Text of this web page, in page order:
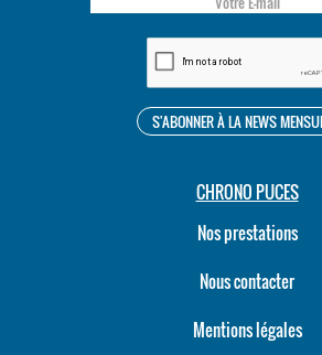
CHRONO PUCES
Nos prestations
Nous contacter
Mentions légales